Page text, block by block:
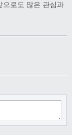
으로도 많은 관심과